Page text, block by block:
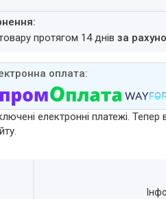
протягом 14 днів за
електронні платежі.